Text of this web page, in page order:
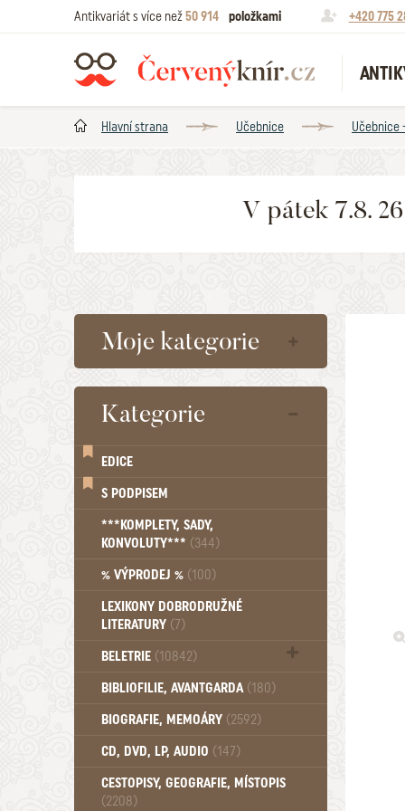
Antikvariát s více než50 914 položkami +420 775
Hlavní strana Učebnice Učebnice
V pátek 7.8.
Moje kategorie
Kategorie
EDICE
S PODPISEM
***KOMPLETY, SADY,
KONVOLUTY*** (344)
% VÝPRODEJ % (100)
LEXIKONY DOBRODRUŽNÉ
LITERATURY (7)
BELETRIE (10842)
Beletrie - Historická (1388)
Beletrie - Povídky (1758)
Beletrie - Válečné romány (489)
Beletrie - Ženské a dívčí romány
(1522)
BIBLIOFILIE, AVANTGARDA (180)
BIOGRAFIE, MEMOÁRY (2592)
CD, DVD, LP, AUDIO (147)
CESTOPISY, GEOGRAFIE, MÍSTOPIS
(2208)